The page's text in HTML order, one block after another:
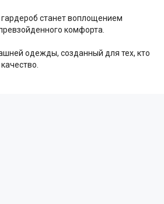
станет воплощением
комфорта.
одежды, созданный для тех, кто